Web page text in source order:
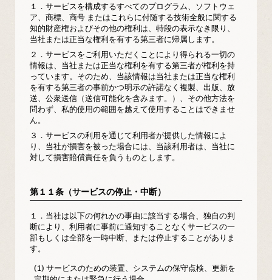
１． サービスを構成するすべてのプログラム、ソフトウェ
ア、商標、商号 またはこれらに付随する技術全般に関する
知的財産権およびその他の権利は、特段の表示なき限り、
当社または正当な権利を有する第三者に帰属します。
２． サービスをご利用いただくことにより得られる一切の
情報は、当社または正当な権利を有する第三者が権利を持
っています。そのため、当該情報は当社または正当な権利
を有する第三者の事前かつ明示の許諾なく複製、出版、放
送、公衆送信（送信可能化を含みます。）、その他方法を
問わず、私的使用の範囲を越えて使用することはできませ
ん。
３． サービスの利用を通じて利用者が提供した情報によ
り、当社が損害を被った場合には、当該利用者は、当社に
対して損害賠償責任を負うものとします。
第１１条（サービスの停止・中断）
１． 当社は以下の何れかの事由に該当する場合、独自の判
断により、利用者に事前に通知することなくサービスの一
部もしくは全部を一時中断、または停止することがありま
す。
(1) サービスのための装置、システムの保守点検、更新を